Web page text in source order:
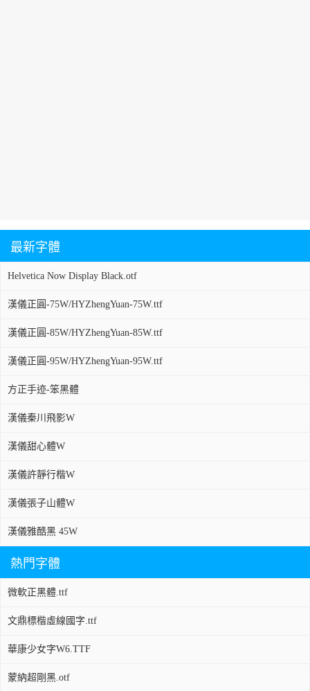
最新字體
Helvetica Now Display Black.otf
漢儀正圓-75W/HYZhengYuan-75W.ttf
漢儀正圓-85W/HYZhengYuan-85W.ttf
漢儀正圓-95W/HYZhengYuan-95W.ttf
方正手迹-笨黑體
漢儀秦川飛影W
漢儀甜心體W
漢儀許靜行楷W
漢儀張子山體W
漢儀雅酷黑 45W
熱門字體
微軟正黑體.ttf
文鼎標楷虛線國字.ttf
華康少女字W6.TTF
蒙納超剛黑.otf